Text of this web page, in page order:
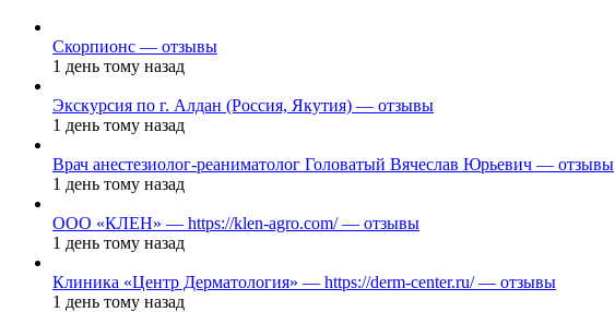
Скорпионс — отзывы
1 день тому назад
Экскурсия по г. Алдан (Россия, Якутия) — отзывы
1 день тому назад
Врач анестезиолог-реаниматолог Головатый Вячеслав Юрьевич — отзывы
1 день тому назад
ООО «КЛЕН» — https://klen-agro.com/ — отзывы
1 день тому назад
Клиника «Центр Дерматология» — https://derm-center.ru/ — отзывы
1 день тому назад